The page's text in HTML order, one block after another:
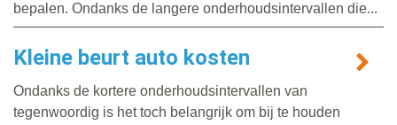
bepalen. Ondanks de langere onderhoudsintervallen die...
Kleine beurt auto kosten
Ondanks de kortere onderhoudsintervallen van
tegenwoordig is het toch belangrijk om bij te houden